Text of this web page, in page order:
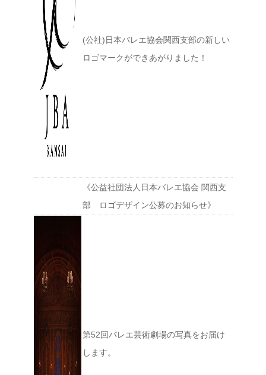
(公社)日本バレエ協会関西支部の新しい
ロゴマークができあがりました！
《公益社団法人日本バレエ協会 関西支
部 ロゴデザイン公募のお知らせ》
第52回バレエ芸術劇場の写真をお届け
します。